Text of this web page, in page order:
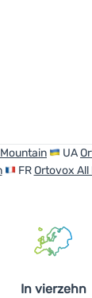
UA
FROrtovox All
In vierzehn